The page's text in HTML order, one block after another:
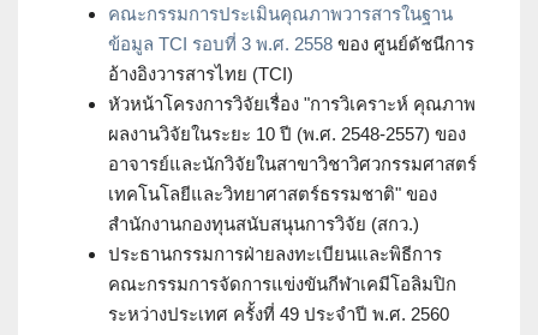
คณะกรรมการประเมินคุณภาพวารสารในฐาน
ข้อมูล TCI รอบที่ 3 พ.ศ. 2558 ของ ศูนย์ดัชนีการ
อ้างอิงวารสารไทย (TCI)
หัวหน้าโครงการวิจัยเรื่อง "การวิเคราะห์ คุณภาพ
ผลงานวิจัยในระยะ 10 ปี (พ.ศ. 2548-2557) ของ
อาจารย์และนักวิจัยในสาขาวิชาวิศวกรรมศาสตร์
เทคโนโลยีและวิทยาศาสตร์ธรรมชาติ" ของ
สำนักงานกองทุนสนับสนุนการวิจัย (สกว.)
ประธานกรรมการฝ่ายลงทะเบียนและพิธีการ
คณะกรรมการจัดการแข่งขันกีฬาเคมีโอลิมปิก
ระหว่างประเทศ ครั้งที่ 49 ประจำปี พ.ศ. 2560